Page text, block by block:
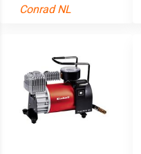
Conrad NL